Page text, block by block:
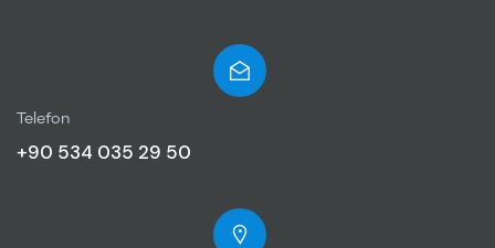
Telefon
+90 534 035 29 50